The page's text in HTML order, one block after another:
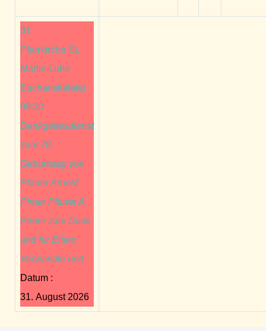
31
Pfarrkirche St.
Martin Luhe
Eucharistiefeier
09:30
Dankgottesdienst
zum 70.
Geburtstag von
Pfarrer Arnold
Pirner Pfarrer A.
Pirner zum Dank
und für Eltern,
Verwandte und
Datum :
31. August 2026